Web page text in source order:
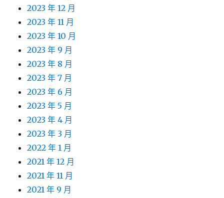
2023 年 12 月
2023 年 11 月
2023 年 10 月
2023 年 9 月
2023 年 8 月
2023 年 7 月
2023 年 6 月
2023 年 5 月
2023 年 4 月
2023 年 3 月
2022 年 1 月
2021 年 12 月
2021 年 11 月
2021 年 9 月